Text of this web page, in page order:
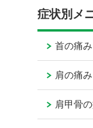
症状別メ
首の痛み
肩の痛み
肩甲骨